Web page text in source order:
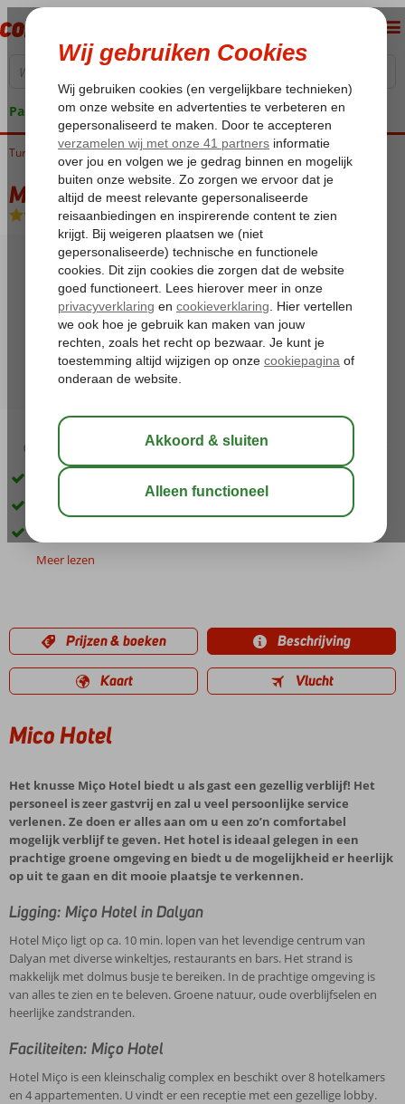
Pakketgarantie
Home
Turkije Egeische kust Dalyan Mico Hotel
Mico Hotel
Logies en ontbijt -Hotel
03:30 aug 33°C
Knus familiehotel
Ca. 10 min. lopen van het centrum van Dalyan
Meer lezen
Prijzen & boeken Beschrijving
Kaart Vlucht
Mico Hotel
Het knusse Miço Hotel biedt u als gast een gezellig verblijf! Het
personeel is zeer gastvrij en zal u veel persoonlijke service
verlenen. Ze doen er alles aan om u een zo’n comfortabel
mogelijk verblijf te geven. Het hotel is ideaal gelegen in een
prachtige groene omgeving en biedt u de mogelijkheid er heerlijk
op uit te gaan en dit mooie plaatsje te verkennen.
Ligging: Miço Hotel in Dalyan
Hotel Miço ligt op ca. 10 min. lopen van het levendige centrum van
Dalyan met diverse winkeltjes, restaurants en bars. Het strand is
makkelijk met dolmus busje te bereiken. In de prachtige omgeving is
van alles te zien en te beleven. Groene natuur, oude overblijfselen en
heerlijke zandstranden.
Faciliteiten: Miço Hotel
Hotel Miço is een kleinschalig complex en beschikt over 8 hotelkamers
en 4 appartementen. U vindt er een receptie met een gezellige lobby.